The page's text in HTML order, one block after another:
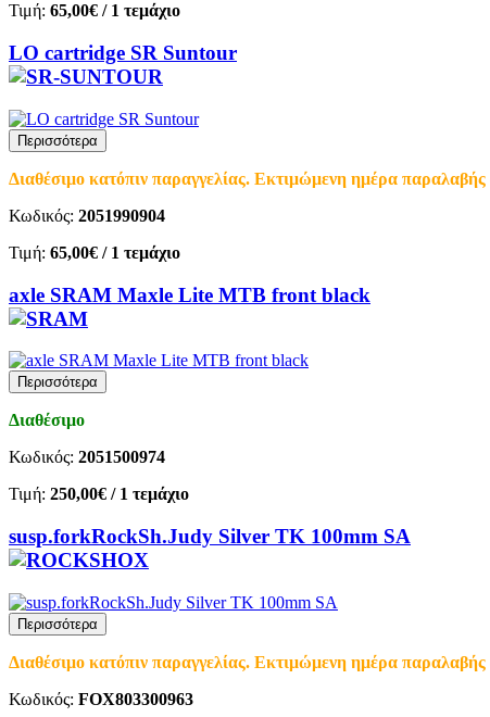
Τιμή: 65,00€ / 1 τεμάχιο
LO cartridge SR Suntour
Περισσότερα
Διαθέσιμο κατόπιν παραγγελίας. Εκτιμώμενη ημέρα
Κωδικός: 2051990904
Τιμή: 65,00€ / 1 τεμάχιο
axle SRAM Maxle Lite MTB front black
Περισσότερα
Διαθέσιμο
Κωδικός: 2051500974
Τιμή: 250,00€ / 1 τεμάχιο
susp.forkRockSh.Judy Silver TK 100mm SA
Περισσότερα
Διαθέσιμο κατόπιν παραγγελίας. Εκτιμώμενη ημέρα
Κωδικός: FOX803300963